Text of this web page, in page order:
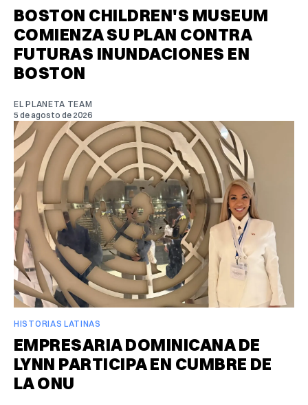
BOSTON CHILDREN'S MUSEUM
COMIENZA SU PLAN CONTRA
FUTURAS INUNDACIONES EN
BOSTON
EL PLANETA TEAM
5 de agosto de 2026
HISTORIAS LATINAS
EMPRESARIA DOMINICANA DE
LYNN PARTICIPA EN CUMBRE DE
LA ONU